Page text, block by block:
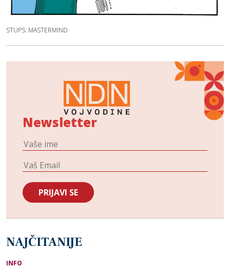
STUPS: MASTERMIND
Newsletter
NAJČITANIJE
INFO